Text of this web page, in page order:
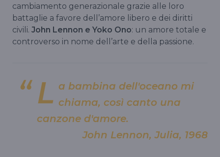
cambiamento generazionale grazie alle loro
battaglie a favore dell’amore libero e dei diritti
civili. John Lennon e Yoko Ono: un amore totale e
controverso in nome dell’arte e della passione.
L a bambina dell'oceano mi
chiama, così canto una
canzone d'amore.
John Lennon, Julia, 1968